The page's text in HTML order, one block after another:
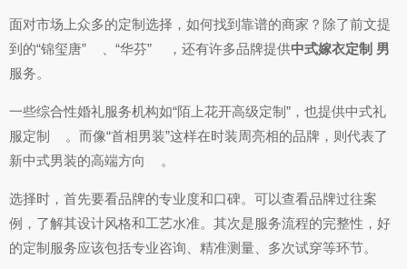
面对市场上众多的定制选择，如何找到靠谱的商家？除了前文提
到的“锦玺唐”
、“华芬” ，还有许多品牌提供中式嫁衣定制 男
服务。
一些综合性婚礼服务机构如“陌上花开高级定制”，也提供中式礼
服定制
。而像“首相男装”这样在时装周亮相的品牌，则代表了
新中式男装的高端方向
。
选择时，首先要看品牌的专业度和口碑。可以查看品牌过往案
例，了解其设计风格和工艺水准。其次是服务流程的完整性，好
的定制服务应该包括专业咨询、精准测量、多次试穿等环节。